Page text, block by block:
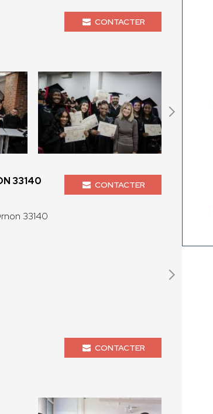
CONTACTER
33140
33140
CONTACTER
CONTACTER